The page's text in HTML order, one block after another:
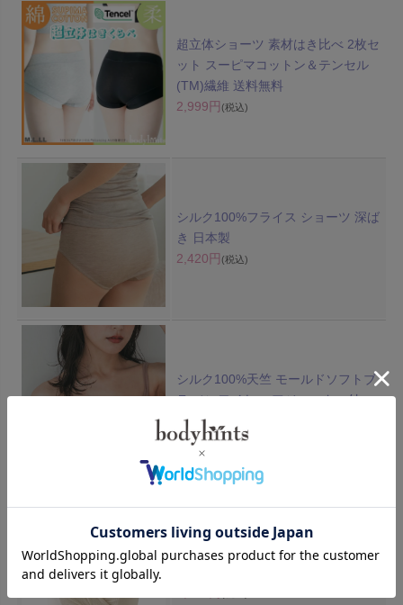
超立体ショーツ 素材はき比べ 2枚セ
ット スーピマコットン＆テンセル
(TM)繊維 送料無料
2,999円 (税込)
シルク100%フライス ショーツ 深ば
き 日本製
2,420円 (税込)
シルク100%天竺 モールドソフトブ
ラ ノンワイヤー アジャスター付
4,400円
綿100% ソフトブラ カップ付 カシ
ュクール ナイトブラ 授乳ブラ 日本